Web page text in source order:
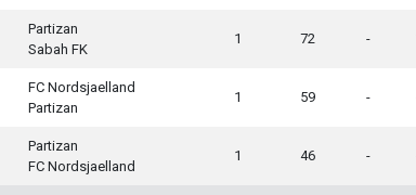
Partizan
Sabah FK
1 72 -
FC Nordsjaelland
Partizan
1 59 -
Partizan
FC Nordsjaelland
1 46 -